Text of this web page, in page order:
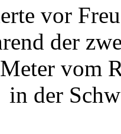
vor
der
vom
in der